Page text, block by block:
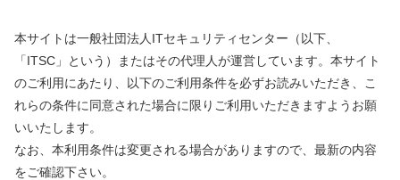
本サイトは一般社団法人ITセキュリティセンター（以下、
「ITSC」という）またはその代理人が運営しています。本サイト
のご利用にあたり、以下のご利用条件を必ずお読みいただき、こ
れらの条件に同意された場合に限りご利用いただきますようお願
いいたします。
なお、本利用条件は変更される場合がありますので、最新の内容
をご確認下さい。